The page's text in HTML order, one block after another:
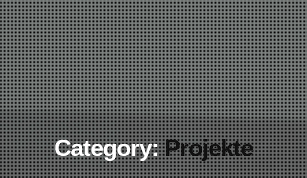
Category:Projekte